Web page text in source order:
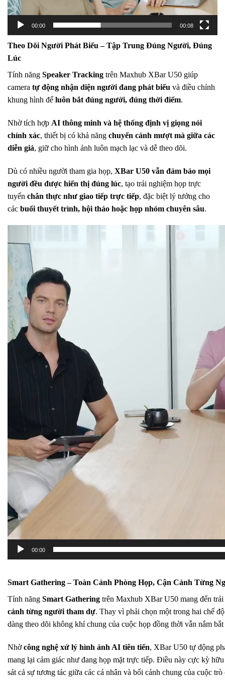
00:00 00:08
Theo Dõi Người Phát Biểu – Tập Trung Đúng Người, Đúng
Lúc
Tính năng Speaker Tracking trên Maxhub XBar U50 giúp
camera tự động nhận diện người đang phát biểu và điều chỉnh
khung hình để luôn bắt đúng người, đúng thời điểm.
Nhờ tích hợp AI thông minh và hệ thống định vị giọng nói
chính xác, thiết bị có khả năng chuyển cảnh mượt mà giữa các
diễn giả, giữ cho hình ảnh luôn mạch lạc và dễ theo dõi.
Dù có nhiều người tham gia họp, XBar U50 vẫn đảm bảo mọi
người đều được hiển thị đúng lúc, tạo trải nghiệm họp trực
tuyến chân thực như giao tiếp trực tiếp, đặc biệt lý tưởng cho
các buổi thuyết trình, hội thảo hoặc họp nhóm chuyên sâu.
chơi
00:00
Smart Gathering – Toàn Cảnh Phòng Họp, Cận Cảnh Từng
Tính năng Smart Gathering trên Maxhub XBar U50 mang đến
cảnh từng người tham dự. Thay vì phải chọn một trong hai chế
dàng theo dõi không khí chung của cuộc họp đồng thời vẫn nắm
Nhờcông nghệ xử lý hình ảnh AI tiên tiến, XBar U50 tự động
mang lại cảm giác như đang họp mặt trực tiếp. Điều này cực kỳ
sát cả sự tương tác giữa các cá nhân và bối cảnh chung của cuộc trò